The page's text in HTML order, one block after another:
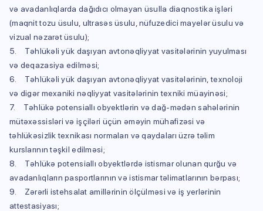
və avadanlıqlarda dağıdıcı olmayan üsulla diaqnostika işləri
(maqnit tozu üsulu, ultrasəs üsulu, nüfuzedici mayelər üsulu və
vizual nəzarət üsulu);
5. Təhlükəli yük daşıyan avtonəqliyyat vasitələrinin yuyulması
və deqazasiya edilməsi;
6. Təhlükəli yük daşıyan avtonəqliyyat vasitələrinin, texnoloji
və digər mexaniki nəqliyyat vasitələrinin texniki müayinəsi;
7. Təhlükə potensiallı obyektlərin və dağ-mədən sahələrinin
mütəxəssisləri və işçiləri üçün əməyin mühafizəsi və
təhlükəsizlik texnikası normaları və qaydaları üzrə təlim
kurslarının təşkil edilməsi;
8. Təhlükə potensiallı obyektlərdə istismar olunan qurğu və
avadanlıqların pasportlarının və istismar təlimatlarının bərpası;
9. Zərərli istehsalat amillərinin ölçülməsi və iş yerlərinin
attestasiyası;